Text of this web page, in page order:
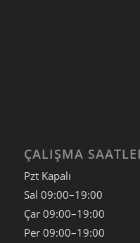
ÇALIŞMA
Pzt Kapalı
Sal 09:00–19:00
Çar 09:00–19:00
Per 09:00–19:00